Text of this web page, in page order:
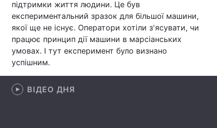
Архів Вакансії
Контакти
Послуги
підтримки життя людини. Це був
експериментальний зразок для більшої машини,
якої ще не існує. Оператори хотіли з'ясувати, чи
працює принцип дії машини в марсіанських
умовах. І тут експеримент було визнано
успішним.
ВІДЕО ДНЯ